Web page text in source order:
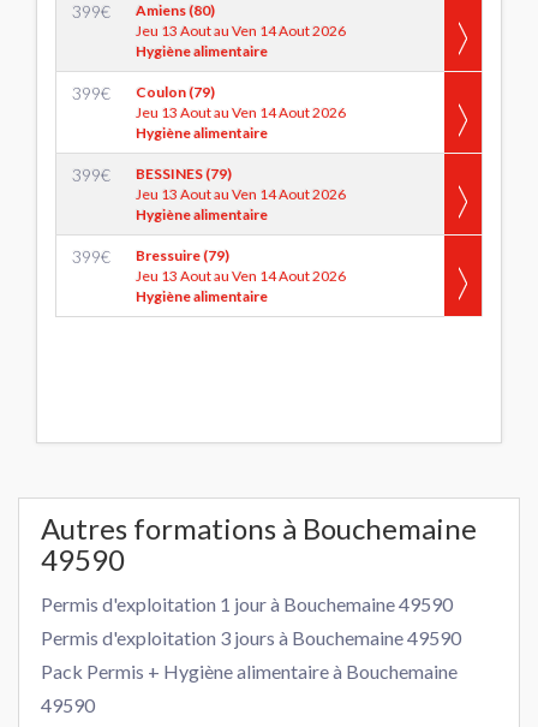
399€
Amiens (80)
Jeu 13 Aout au Ven 14 Aout 2026
Hygiène alimentaire
399€
Coulon (79)
Jeu 13 Aout au Ven 14 Aout 2026
Hygiène alimentaire
399€
BESSINES (79)
Jeu 13 Aout au Ven 14 Aout 2026
Hygiène alimentaire
399€
Bressuire (79)
Jeu 13 Aout au Ven 14 Aout 2026
Hygiène alimentaire
Autres formations à Bouchemaine
49590
Permis d'exploitation 1 jour à Bouchemaine 49590
Permis d'exploitation 3 jours à Bouchemaine 49590
Pack Permis + Hygiène alimentaire à Bouchemaine
49590